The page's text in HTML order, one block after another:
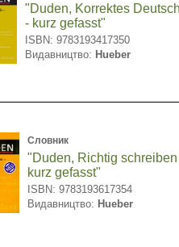
"Duden, Korrektes Deutsch
- kurz gefasst"
ISBN: 9783193417350
Видавництво: Hueber
Словник
"Duden, Richtig schreiben
kurz gefasst"
ISBN: 9783193617354
Видавництво: Hueber